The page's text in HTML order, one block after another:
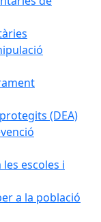
(DEA)
escoles i
a la població